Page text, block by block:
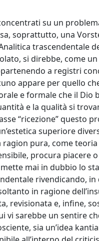
su un
soprattutto, una
trascendentale
si direbbe, come
a registri
appare per quello
e formale che il Dio
e la qualità si
“ricezione” questo
superiore
ragion pura, come
procura piacere
mai in dubbio lo
rivendicando, in
in ragione
revisionata e, infine,
vi sarebbe un sentire
sia un’idea